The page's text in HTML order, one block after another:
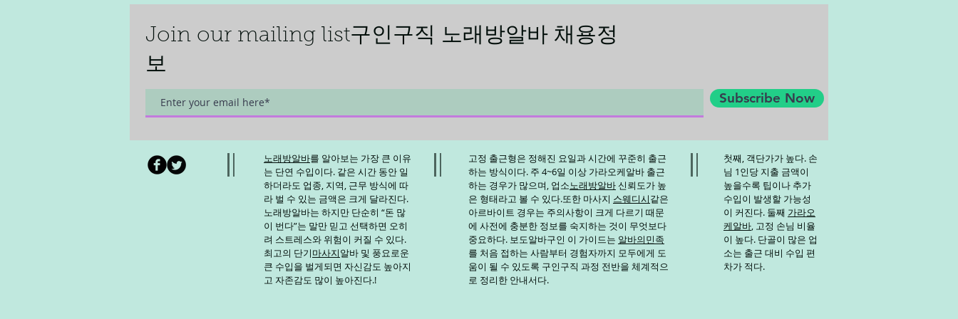
Join our mailing list구인구직 노래방알바 채용정
보
Subscribe Now
노래방알바를 알아보는 가장 큰 이유
는 단연 수입이다. 같은 시간 동안 일
하더라도 업종, 지역, 근무 방식에 따
라 벌 수 있는 금액은 크게 달라진다.
노래방알바는 하지만 단순히 “돈 많
이 번다”는 말만 믿고 선택하면 오히
려 스트레스와 위험이 커질 수 있다.
최고의 단기마사지알바 및 풍요로운
큰 수입을 벌게되면 자신감도 높아지
고 자존감도 많이 높아진다.!
고정 출근형은 정해진 요일과 시간에 꾸준히 출근
하는 방식이다. 주 4~6일 이상 가라오케알바 출근
하는 경우가 많으며, 업소노래방알바신뢰도가 높
은 형태라고 볼 수 있다.또한 마사지 스웨디시같은
아르바이트 경우는 주의사항이 크게 다르기 때문
에 사전에 충분한 정보를 숙지하는 것이 무엇보다
중요하다. 보도알바구인 이 가이드는 알바의민족
를 처음 접하는 사람부터 경험자까지 모두에게 도
움이 될 수 있도록 구인구직 과정 전반을 체계적으
로 정리한 안내서다.
첫째, 객단가가 높다. 손
님 1인당 지출 금액이
높을수록 팁이나 추가
수입이 발생할 가능성
이 커진다. 둘째 가라오
케알바, 고정 손님 비율
이 높다. 단골이 많은 업
소는 출근 대비 수입 편
차가 적다.